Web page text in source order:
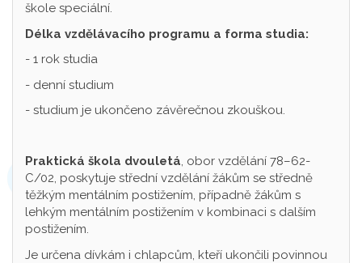
škole speciální.
Délka vzdělávacího programu a forma studia:
- 1 rok studia
- denní studium
- studium je ukončeno závěrečnou zkouškou.
Praktická škola dvouletá, obor vzdělání 78–62-
C/02, poskytuje střední vzdělání žákům se středně
těžkým mentálním postižením, případně žákům s
lehkým mentálním postižením v kombinaci s dalším
postižením.
Je určena dívkám i chlapcům, kteří ukončili povinnou